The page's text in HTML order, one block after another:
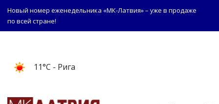
Новый номер еженедельника «МК-Латвия» – уже в продаже
по всей стране!
11°C - Рига